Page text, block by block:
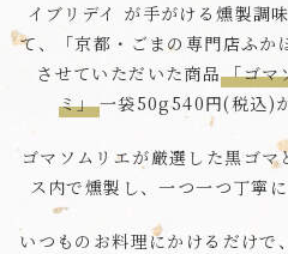
イブリデイ が手がける燻製調
て、「京都・ごまの専門店ふか
させていただいた商品「ゴマ
ミ」一袋50g540円(税込)
ゴマソムリエが厳選した黒ゴマ
ス内で燻製し、一つ一つ丁寧
いつものお料理にかけるだけで